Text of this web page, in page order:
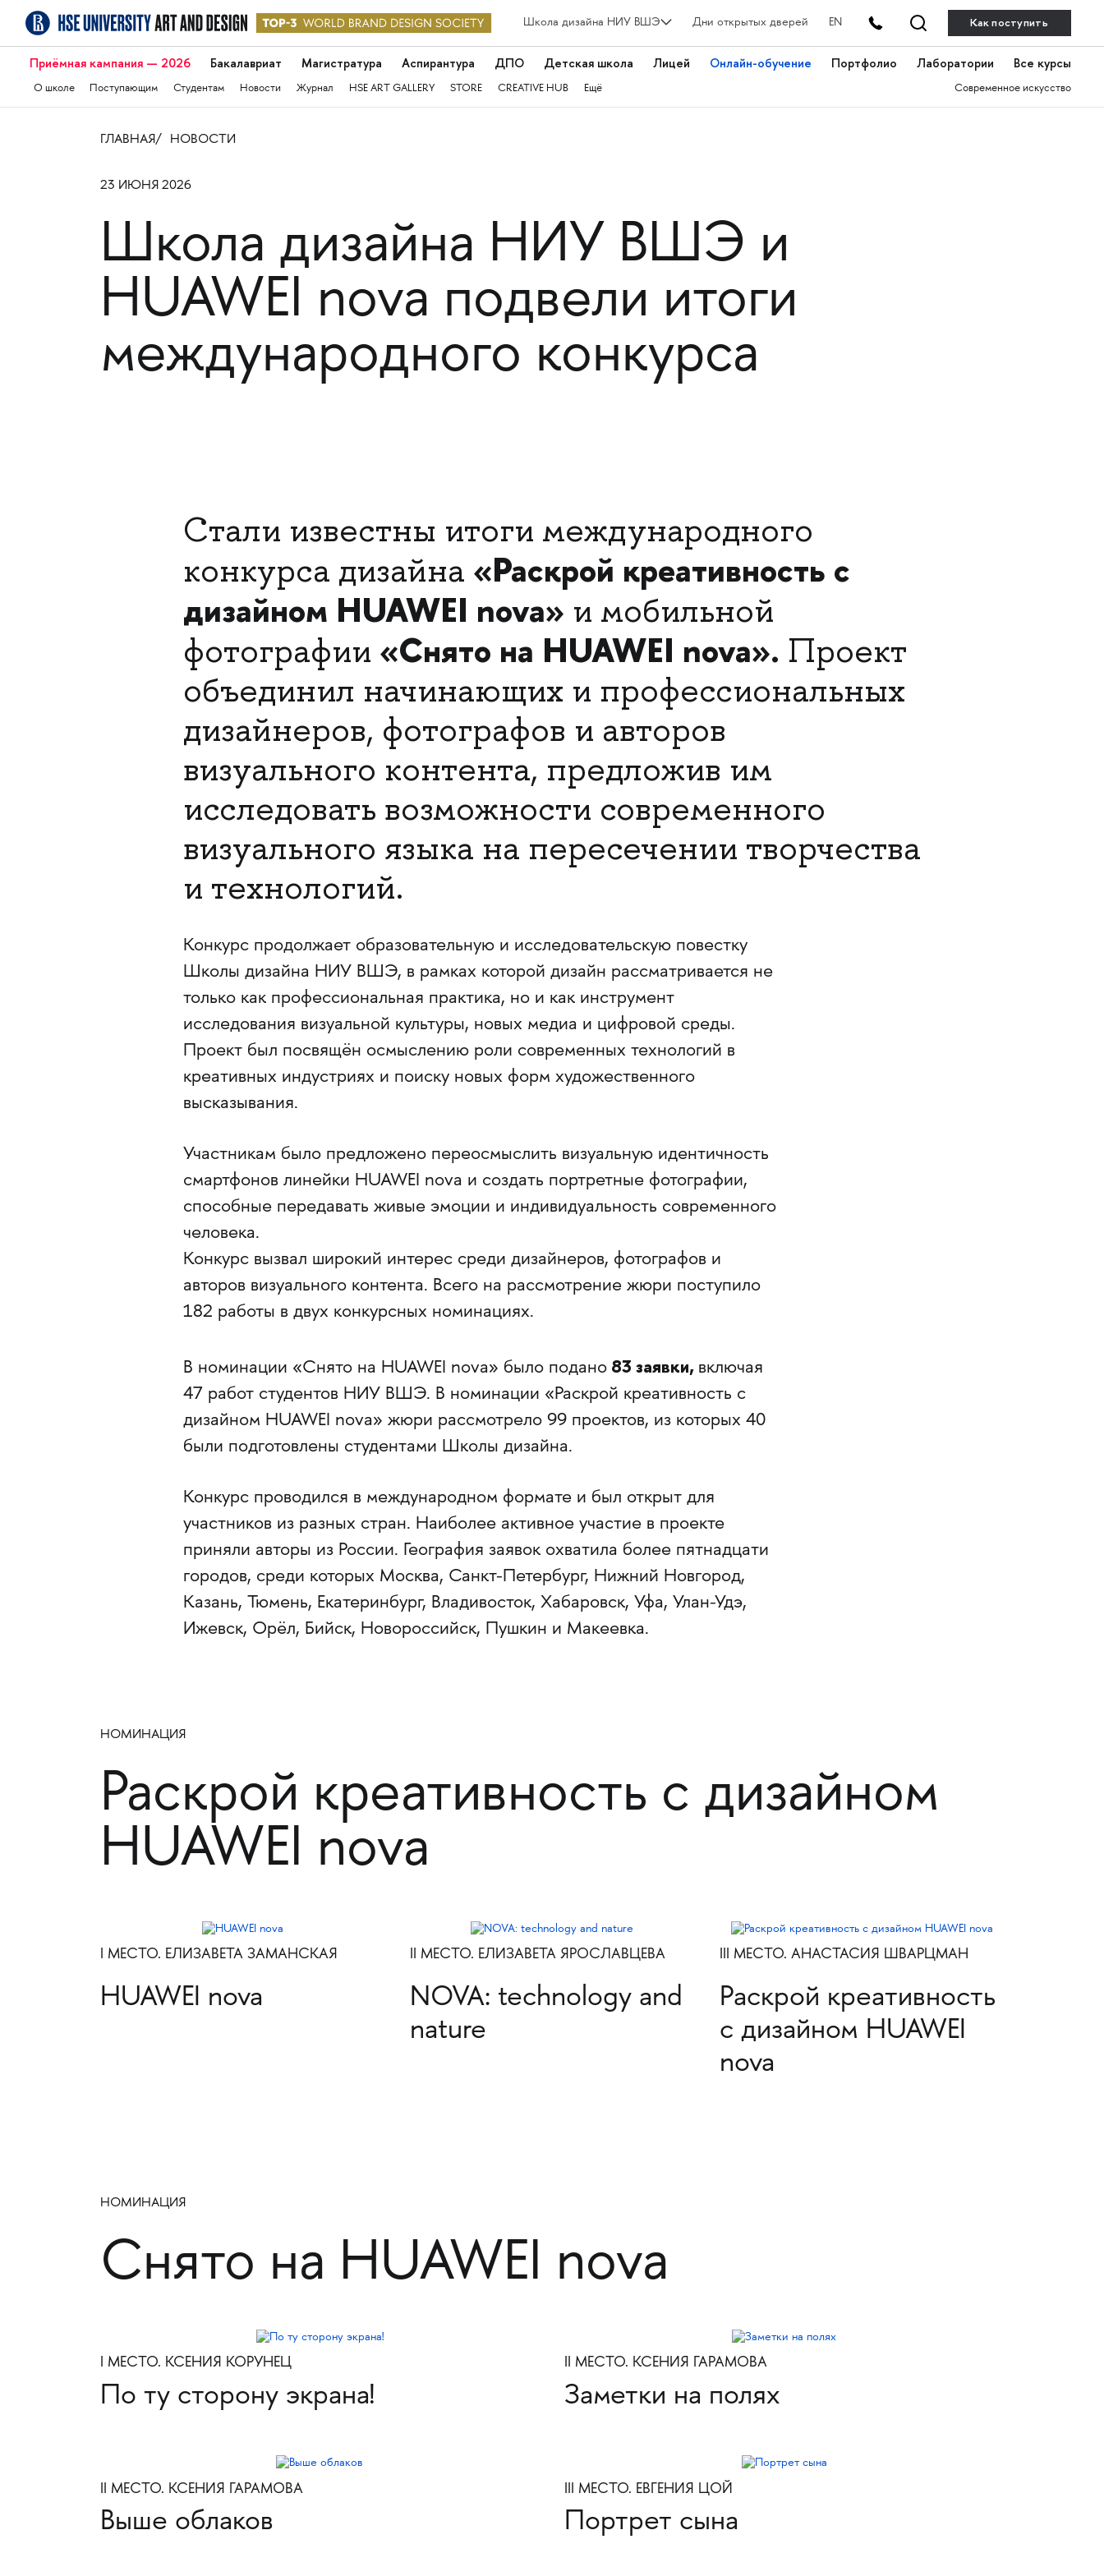
Школа дизайна НИУ ВШЭ Дни открытых дверей EN Как поступить
Приёмная кампания — 2026 Бакалавриат Магистратура Аспирантура ДПО Детская школа Лицей Онлайн-обучение Портфолио Лаборатории Все курсы
О школе Поступающим Студентам Новости Журнал HSE ART GALLERY STORE CREATIVE HUB Ещё Современное искусство
ГЛАВНАЯ НОВОСТИ
23 ИЮНЯ 2026
Школа дизайна НИУ ВШЭ и
HUAWEI nova подвели итоги
международного конкурса
Стали известны итоги международного
конкурса дизайна «Раскрой креативность с
дизайном HUAWEI nova» и мобильной
фотографии «Снято на HUAWEI nova». Проект
объединил начинающих и профессиональных
дизайнеров, фотографов и авторов
визуального контента, предложив им
исследовать возможности современного
визуального языка на пересечении творчества
и технологий.
Конкурс продолжает образовательную и исследовательскую повестку
Школы дизайна НИУ ВШЭ, в рамках которой дизайн рассматривается не
только как профессиональная практика, но и как инструмент
исследования визуальной культуры, новых медиа и цифровой среды.
Проект был посвящён осмыслению роли современных технологий в
креативных индустриях и поиску новых форм художественного
высказывания.
Участникам было предложено переосмыслить визуальную идентичность
смартфонов линейки HUAWEI nova и создать портретные фотографии,
способные передавать живые эмоции и индивидуальность современного
человека.
Конкурс вызвал широкий интерес среди дизайнеров, фотографов и
авторов визуального контента. Всего на рассмотрение жюри поступило
182 работы в двух конкурсных номинациях.
В номинации «Снято на HUAWEI nova» было подано83 заявки, включая
47 работ студентов НИУ ВШЭ. В номинации «Раскрой креативность с
дизайном HUAWEI nova» жюри рассмотрело 99 проектов, из которых 40
были подготовлены студентами Школы дизайна.
Конкурс проводился в международном формате и был открыт для
участников из разных стран. Наиболее активное участие в проекте
приняли авторы из России. География заявок охватила более пятнадцати
городов, среди которых Москва, Санкт-Петербург, Нижний Новгород,
Казань, Тюмень, Екатеринбург, Владивосток, Хабаровск, Уфа, Улан-Удэ,
Ижевск, Орёл, Бийск, Новороссийск, Пушкин и Макеевка.
НОМИНАЦИЯ
Раскрой креативность с дизайном
HUAWEI nova
I МЕСТО. ЕЛИЗАВЕТА ЗАМАНСКАЯ
HUAWEI nova
II МЕСТО. ЕЛИЗАВЕТА ЯРОСЛАВЦЕВА
NOVA: technology and
nature
III МЕСТО. АНАСТАСИЯ ШВАРЦМАН
Раскрой креативность
с дизайном HUAWEI
nova
НОМИНАЦИЯ
Снято на HUAWEI nova
I МЕСТО. КСЕНИЯ КОРУНЕЦ
По ту сторону экрана!
II МЕСТО. КСЕНИЯ ГАРАМОВА
Заметки на полях
II МЕСТО. КСЕНИЯ ГАРАМОВА
Выше облаков
III МЕСТО. ЕВГЕНИЯ ЦОЙ
Портрет сына